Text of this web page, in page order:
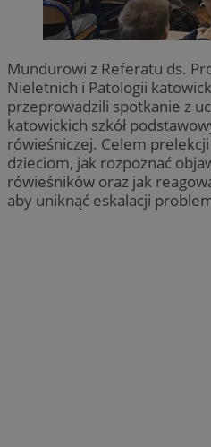
Mundurowi z Referatu ds.
Nieletnich i Patologii
przeprowadzili spotkanie z
katowickich szkół
rówieśniczej. Celem
dzieciom, jak rozpoznać
rówieśników oraz jak
aby uniknąć eskalacji